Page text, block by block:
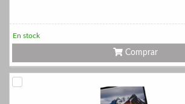
En stock
Comprar